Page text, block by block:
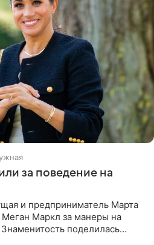
за поведение на
и предприниматель Марта
Меган Маркл за манеры на
поделилась